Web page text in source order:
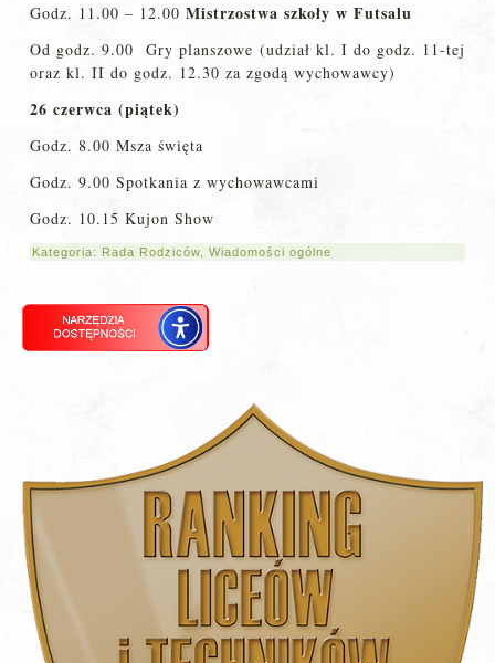
Godz. 11.00 – 12.00 Mistrzostwa szkoły w Futsalu
Od godz. 9.00 Gry planszowe (udział kl. I do godz. 11-tej
oraz kl. II do godz. 12.30 za zgodą wychowawcy)
26 czerwca (piątek)
Godz. 8.00 Msza święta
Godz. 9.00 Spotkania z wychowawcami
Godz. 10.15 Kujon Show
Kategoria: Rada Rodziców ,Wiadomości ogólne